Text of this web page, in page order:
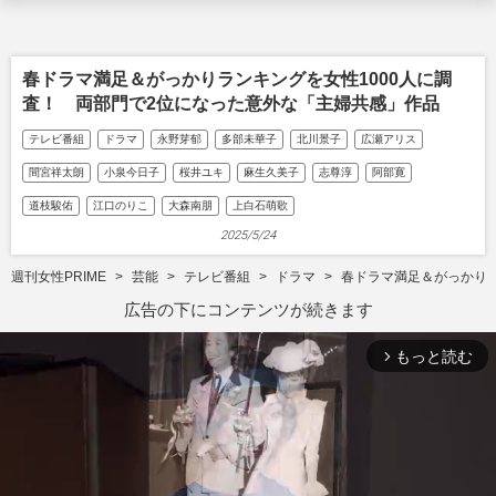
春ドラマ満足＆がっかりランキングを女性1000人に調
査！ 両部門で2位になった意外な「主婦共感」作品
テレビ番組 ドラマ 永野芽郁 多部未華子 北川景子 広瀬アリス
間宮祥太朗 小泉今日子 桜井ユキ 麻生久美子 志尊淳 阿部寛
道枝駿佑 江口のりこ 大森南朋 上白石萌歌
2025/5/24
週刊女性PRIME 芸能 テレビ番組 ドラマ 春ドラマ満足＆がっかり
広告の下にコンテンツが続きます
arrow_forward_ios もっと読む